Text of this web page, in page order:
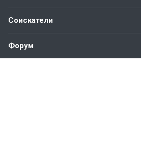
Соискатели
Форум